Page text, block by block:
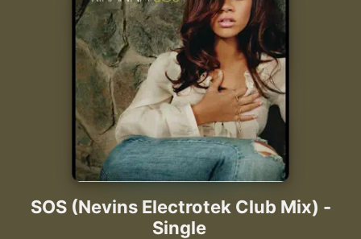
新着おすすめ
ラジオ
Apple Musicをインストール
SOS (Nevins Electrotek Club Mix) -
Single